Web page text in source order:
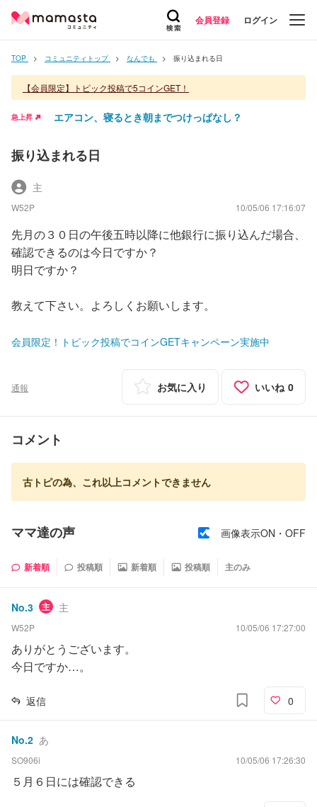
会員登録 ログイン
TOP コミュニティトップ なんでも 振り込まれる日
【会員限定】トピック投稿で5コインGET！
急上昇 エアコン、寝るとき朝までつけっぱなし？
振り込まれる日
主
W52P 10/05/06 17:16:07
先月の３０日の午後五時以降に他銀行に振り込んだ場合、
確認できるのは今日ですか？
明日ですか？
教えて下さい。よろしくお願いします。
会員限定！トピック投稿でコインGETキャンペーン実施中
通報 お気に入り いいね 0
コメント
古トピの為、これ以上コメントできません
ママ達の声 画像表示ON・OFF
新着順 投稿順 新着順 投稿順 主のみ
No.3 主 主
W52P 10/05/06 17:27:00
ありがとうございます。
今日ですか…。
返信 0
No.2 あ
SO906i 10/05/06 17:26:30
５月６日には確認できる